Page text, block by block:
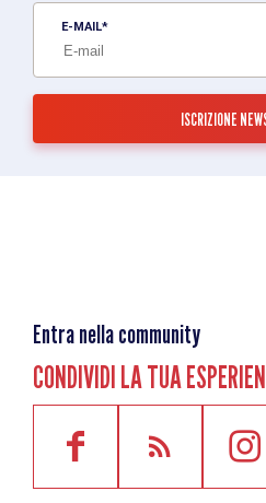
E-MAIL
Entra nella community
CONDIVIDI LA TUA